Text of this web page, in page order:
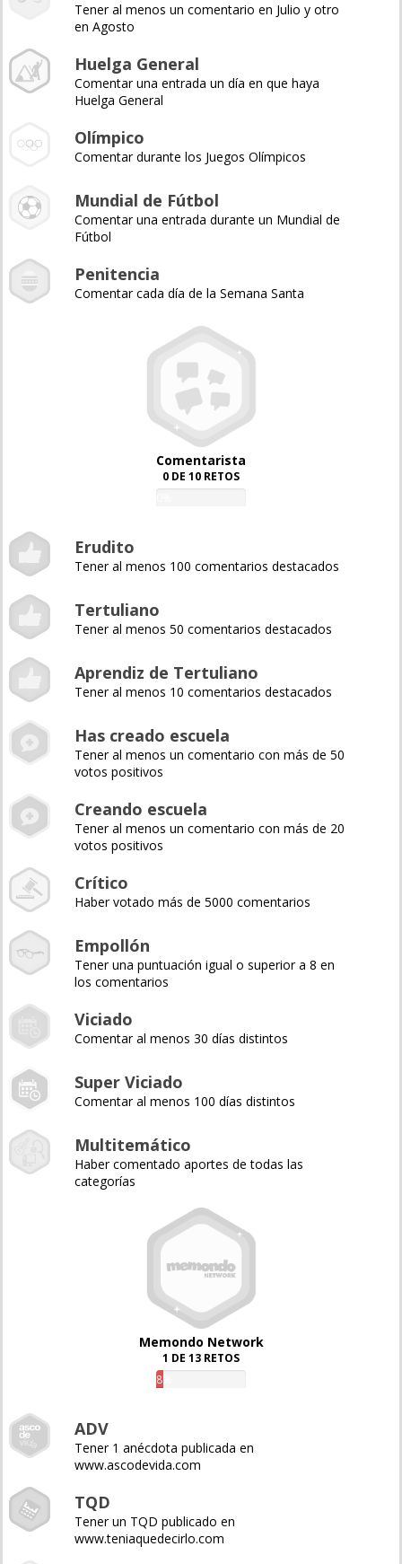
Tener al menos un comentario en Julio y otro
en Agosto
Huelga General
Comentar una entrada un día en que haya
Huelga General
Olímpico
Comentar durante los Juegos Olímpicos
Mundial de Fútbol
Comentar una entrada durante un Mundial de
Fútbol
Penitencia
Comentar cada día de la Semana Santa
Comentarista
0 DE 10 RETOS
Erudito
Tener al menos 100 comentarios destacados
Tertuliano
Tener al menos 50 comentarios destacados
Aprendiz de Tertuliano
Tener al menos 10 comentarios destacados
Has creado escuela
Tener al menos un comentario con más de 50
votos positivos
Creando escuela
Tener al menos un comentario con más de 20
votos positivos
Crítico
Haber votado más de 5000 comentarios
Empollón
Tener una puntuación igual o superior a 8 en
los comentarios
Viciado
Comentar al menos 30 días distintos
Super Viciado
Comentar al menos 100 días distintos
Multitemático
Haber comentado aportes de todas las
categorías
Memondo Network
1 DE 13 RETOS
8%
ADV
Tener 1 anécdota publicada en
www.ascodevida.com
TQD
Tener un TQD publicado en
www.teniaquedecirlo.com